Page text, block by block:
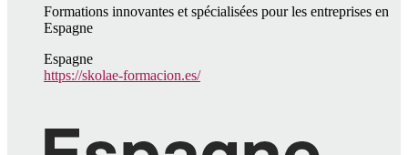
Formations innovantes et spécialisées pour les entreprises en
Espagne
Espagne
https://skolae-formacion.es/